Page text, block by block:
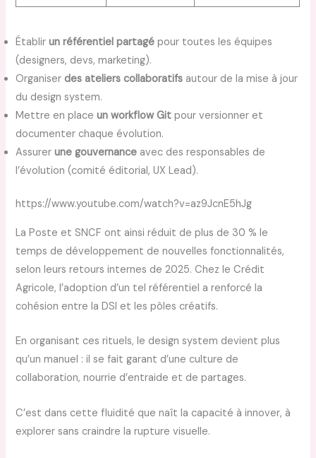
Établirun référentiel partagé pour toutes les équipes
(designers, devs, marketing).
Organiserdes ateliers collaboratifs autour de la mise à jour
du design system.
Mettre en placeun workflow Git pour versionner et
documenter chaque évolution.
Assurerune gouvernance avec des responsables de
l’évolution (comité éditorial, UX Lead).
https://www.youtube.com/watch?v=az9JcnE5hJg
La Poste et SNCF ont ainsi réduit de plus de 30 % le
temps de développement de nouvelles fonctionnalités,
selon leurs retours internes de 2025. Chez le Crédit
Agricole, l’adoption d’un tel référentiel a renforcé la
cohésion entre la DSI et les pôles créatifs.
En organisant ces rituels, le design system devient plus
qu’un manuel : il se fait garant d’une culture de
collaboration, nourrie d’entraide et de partages.
C’est dans cette fluidité que naît la capacité à innover, à
explorer sans craindre la rupture visuelle.